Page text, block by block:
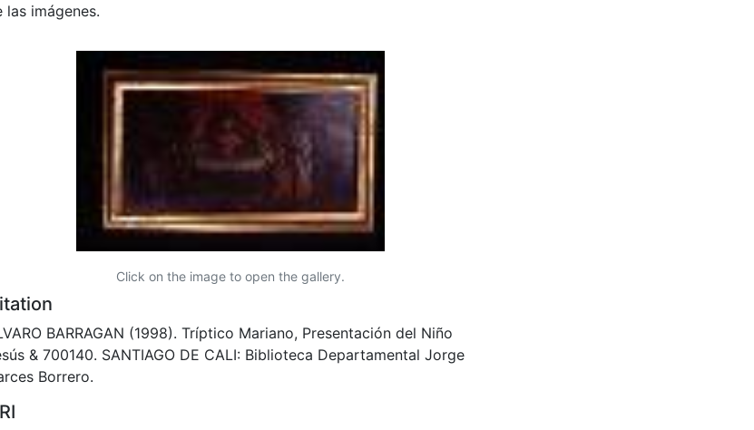
las imágenes.
Click on the image to open the gallery.
BARRAGAN (1998). Tríptico Mariano, Presentación del Niño
& 700140. SANTIAGO DE CALI: Biblioteca Departamental Jorge
Borrero.